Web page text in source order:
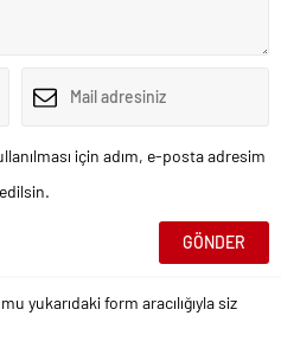
için adım, e-posta adresim
yukarıdaki form aracılığıyla siz